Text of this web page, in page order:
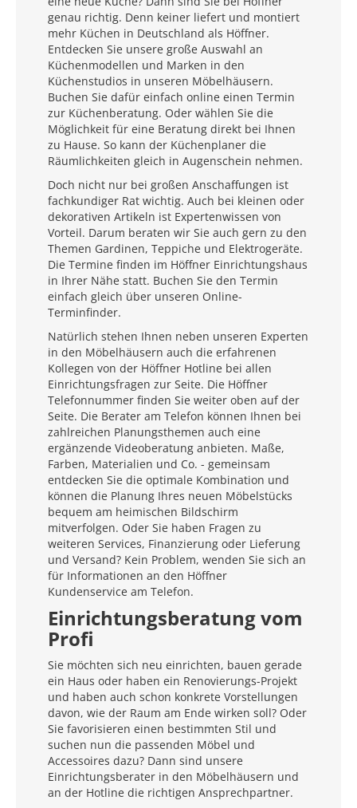
genau richtig. Denn keiner liefert und montiert
mehr Küchen in Deutschland als Höffner.
Entdecken Sie unsere große Auswahl an
Küchenmodellen und Marken in den
Küchenstudios in unseren Möbelhäusern.
Buchen Sie dafür einfach online einen Termin
zur Küchenberatung. Oder wählen Sie die
Möglichkeit für eine Beratung direkt bei Ihnen
zu Hause. So kann der Küchenplaner die
Räumlichkeiten gleich in Augenschein nehmen.
Doch nicht nur bei großen Anschaffungen ist
fachkundiger Rat wichtig. Auch bei kleinen oder
dekorativen Artikeln ist Expertenwissen von
Vorteil. Darum beraten wir Sie auch gern zu den
Themen Gardinen, Teppiche und Elektrogeräte.
Die Termine finden im Höffner Einrichtungshaus
in Ihrer Nähe statt. Buchen Sie den Termin
einfach gleich über unseren Online-
Terminfinder.
Natürlich stehen Ihnen neben unseren Experten
in den Möbelhäusern auch die erfahrenen
Kollegen von der Höffner Hotline bei allen
Einrichtungsfragen zur Seite. Die Höffner
Telefonnummer finden Sie weiter oben auf der
Seite. Die Berater am Telefon können Ihnen bei
zahlreichen Planungsthemen auch eine
ergänzende Videoberatung anbieten. Maße,
Farben, Materialien und Co. - gemeinsam
entdecken Sie die optimale Kombination und
können die Planung Ihres neuen Möbelstücks
bequem am heimischen Bildschirm
mitverfolgen. Oder Sie haben Fragen zu
weiteren Services, Finanzierung oder Lieferung
und Versand? Kein Problem, wenden Sie sich an
für Informationen an den Höffner
Kundenservice am Telefon.
Einrichtungsberatung vom
Profi
Sie möchten sich neu einrichten, bauen gerade
ein Haus oder haben ein Renovierungs-Projekt
und haben auch schon konkrete Vorstellungen
davon, wie der Raum am Ende wirken soll? Oder
Sie favorisieren einen bestimmten Stil und
suchen nun die passenden Möbel und
Accessoires dazu? Dann sind unsere
Einrichtungsberater in den Möbelhäusern und
an der Hotline die richtigen Ansprechpartner.